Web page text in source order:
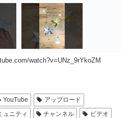
watch?v=UNz_9rYkoZM
YouTube
アップロード
ュニティ チャンネル
ビデオ